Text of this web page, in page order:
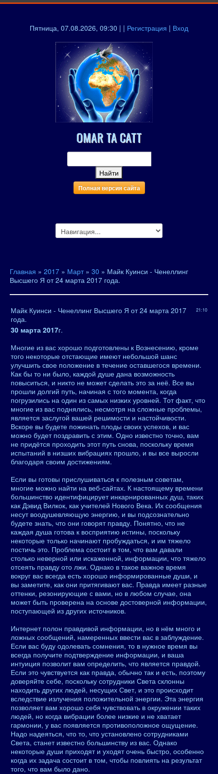
Пятница, 07.08.2026, 09:30 | | Регистрация | Вход
OMAR TA CATT
Полная версия сайта
Главная » 2017 » Март » 30 » Майк Куинси - Ченеллинг
Высшего Я от 24 марта 2017 года.
21:10
Майк Куинси - Ченеллинг Высшего Я от 24 марта 2017
года.
30 марта 2017г.
Многие из вас хорошо подготовлены к Вознесению, кроме
того некоторые отстающие имеют небольшой шанс
улучшить свое положение в течение оставшегося времени.
Как бы то ни было, каждой душе дана возможность
повыситься, и никто не может сделать это за неё. Все вы
прошли долгий путь, начиная с того момента, когда
погрузились на один из самых низких уровней. Тот факт, что
многие из вас поднялись, несмотря на сложные проблемы,
является заслугой вашей решимости и настойчивости.
Вскоре вы будете пожинать плоды своих успехов, и вас
можно будет поздравить с этим. Одно известно точно, вам
не придётся проходить этот путь снова, поскольку время
испытаний в низших вибрациях прошло, и вы все выросли
благодаря своим достижениям.
Если вы готовы прислушиваться к полезным советам,
многие можно найти на веб-сайтах. К настоящему времени
большинство идентифицирует инкарнированных душ, таких
как Дэвид Вилкок, как учителей Нового Века. Их сообщения
несут воодушевляющую энергию, и вы подсознательно
будете знать, что они говорят правду. Понятно, что не
каждая душа готова к восприятию истины, поскольку
некоторые только начинают пробуждаться, и им тяжело
постичь это. Проблема состоит в том, что вам давали
столько неверной или искаженной, информации, что тяжело
отсеять правду ото лжи. Однако в такое важное время
вокруг вас всегда есть хорошо информированные души, и
вы заметите, как они притягивают вас. Правда имеет разные
оттенки, резонирующие с вами, но в любом случае, она
может быть проверена на основе достоверной информации,
поступающей из других источников.
Интернет полон правдивой информации, но в нём много и
ложных сообщений, намеренных ввести вас в заблуждение.
Если вас буду одолевать сомнения, то в нужное время вы
всегда получите подтверждение информации, и ваша
интуиция позволит вам определить, что является правдой.
Если это чувствуется как правда, обычно так и есть, поэтому
доверяйте себе, поскольку сотрудники Света склонны
находить других людей, несущих Свет, и это происходит
вследствие излучения положительной энергии. Эта энергия
позволяет вам хорошо себя чувствовать в окружении таких
людей, но когда вибрации более низкие и не хватает
гармонии, у вас появляется противоположное ощущение.
Надо надеяться, что то, что установлено сотрудниками
Света, станет известно большинству из вас. Однако
некоторые души приходят и уходят очень быстро, особенно
когда их задача состоит в том, чтобы повлиять на результат
того, что вам было дано.